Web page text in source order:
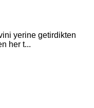
yerine getirdikten
her t...